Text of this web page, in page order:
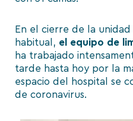
En el cierre de la
habitual, el equipo de
ha trabajado
tarde hasta hoy por la
espacio del hospital se
de coronavirus.